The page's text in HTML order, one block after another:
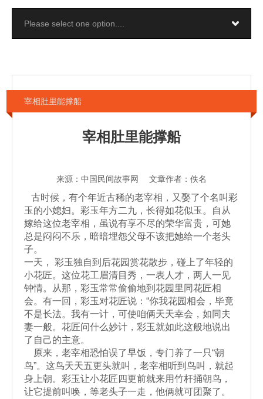
宰相肚里能撑船
宰相肚里能撑船
来源：中国民间故事网 文章作者：佚名
古时候，有个年近古稀的老宰相，又娶了个名叫彩
玉的小媳妇。彩玉年方二九，长得如花似玉。自从
嫁给这位老宰相，虽说有享不尽的荣华富贵，可她
总是闷闷不乐，暗暗埋怨父母不该把她给一个老头
子。
一天， 彩玉独自到后花园赏花散步，碰上了年轻的
小花匠。这位花工眉清目秀，一表人才，两人一见
钟情。从那，彩玉常常偷偷地到花园里同花匠相
会。有一回，彩玉对花匠说：“你我花园相会，毕竟
不是长法。我有一计，可使咱俩天天幸会，如同夫
妻一般。花匠问什么妙计，彩玉就如此这般地说出
了自己的主意。
原来，老宰相恐怕误了早饭，专门养了一只“朝
鸟”。这鸟天天五更头就叫，老宰相听到鸟叫，就起
身上朝。彩玉让小花匠四更前就来用竹杆捅朝鸟，
让它提前叫唤，等老头子一走，他俩就可团聚了。